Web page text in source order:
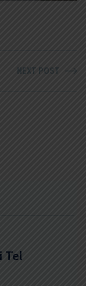
NEXT POST
Tel